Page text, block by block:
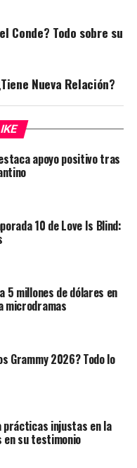
Conde? Todo sobre su
Nueva Relación?
apoyo positivo tras
10 de Love Is Blind:
5 millones de dólares en
microdramas
Grammy 2026? Todo lo
prácticas injustas en la
en su testimonio